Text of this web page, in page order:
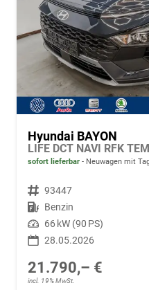
Hyundai BAYON
LIFE DCT NAVI RFK
sofort lieferbar Neuwagen mit
Fahrzeugnr. 93447
Kraftstoff Benzin
Leistung 66 kW (90 PS)
28.05.2026
21.790,– €
incl. 19% MwSt.